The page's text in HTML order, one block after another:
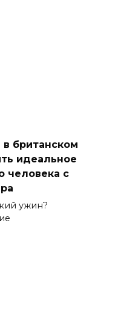
британском
идеальное
человека с
ужин?